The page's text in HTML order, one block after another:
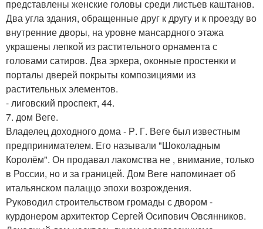
представлены женские головы среди листьев каштанов.
Два угла здания, обращенные друг к другу и к проезду во
внутренние дворы, на уровне мансардного этажа
украшены лепкой из растительного орнамента с
головами сатиров. Два эркера, оконные простенки и
порталы дверей покрыты композициями из
растительных элементов.
- лиговский проспект, 44.
7. дом Веге.
Владелец доходного дома - Р. Г. Веге был известным
предпринимателем. Его называли "Шоколадным
Королём". Он продавал лакомства не , внимание, только
в России, но и за границей. Дом Веге напоминает об
итальянском палаццо эпохи возрождения.
Руководил строительством громады с двором -
курдонером архитектор Сергей Осипович Овсянников.